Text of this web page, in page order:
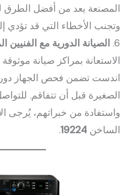
المصنعة يعد من أفضل الطرق
وتجنب الأخطاء التي قد تؤدي
6. الصيانة الدورية مع
الاستعانة بمراكز صيانة
اندست تضمن فحص الجهاز
الصغيرة قبل أن تتفاقم.
واستفادة من خبراتهم، يُرجى
الساخن19224
.